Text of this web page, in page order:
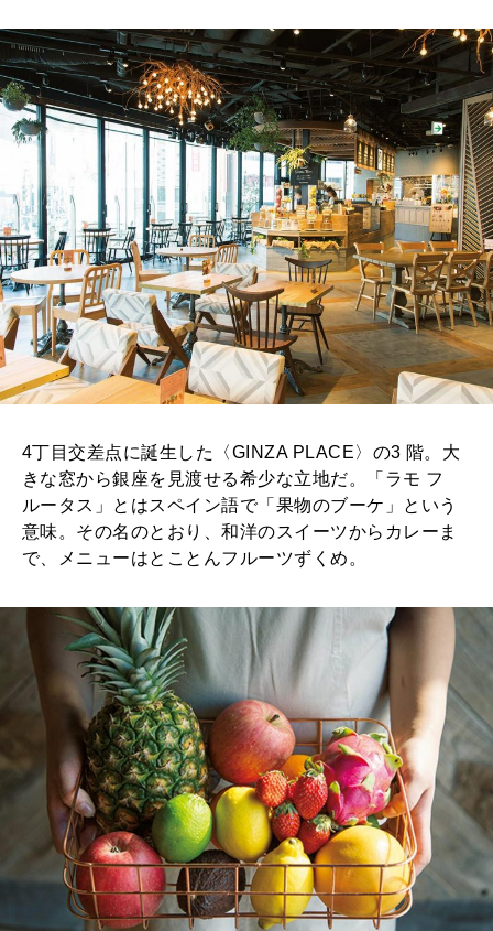
2026年9月号「北海道 おいしく遊ぶ、夏のご褒美旅。」
2026年8月号『お茶の時間です。』
2026年7月号「鎌倉 ローカルが 教えてくれた 本当の歩き方。」
2026年6月号「大銀座 トレンドが生まれる 新しい一流店へ。」
2026年5月号「“大好き”に出会いに。韓国」
2026年4月号「未来をつくる、学びの教科書。」
2026年3月号「スイーツ予想図 2026」
2026年2月号「良運を掴む 新・開運術。」
2026年1月号「猫がいれば、幸せ」
2025年12月号「お酒の新常識。」
MAGAZINE MOOK
FOLLOW US!
4丁目交差点に誕生した〈GINZA PLACE〉の3 階。大
きな窓から銀座を見渡せる希少な立地だ。「ラモ フ
ルータス」とはスペイン語で「果物のブーケ」という
意味。その名のとおり、和洋のスイーツからカレーま
で、メニューはとことんフルーツずくめ。